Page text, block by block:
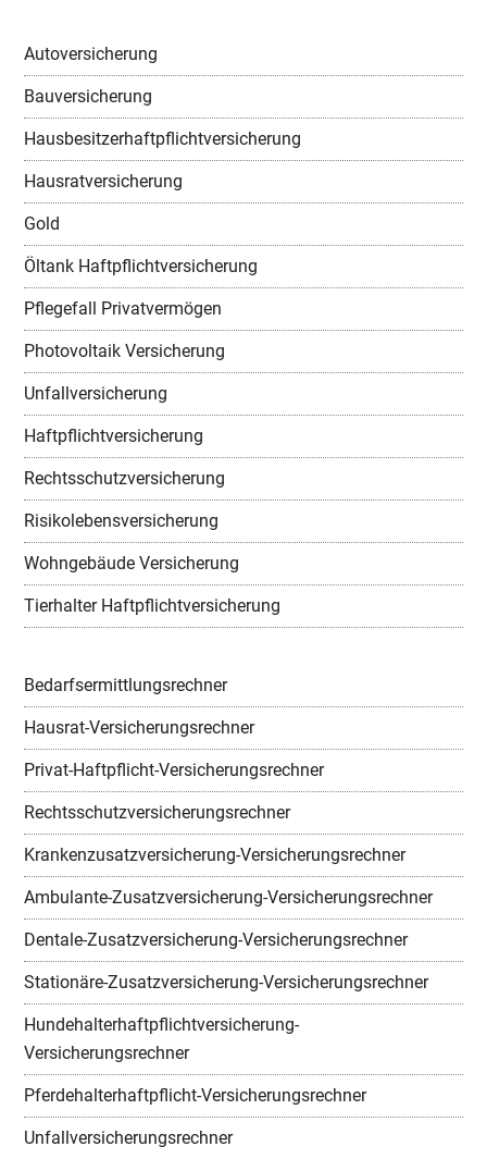
Autoversicherung
Bauversicherung
Hausbesitzerhaftpflichtversicherung
Hausratversicherung
Gold
Öltank Haftpflichtversicherung
Pflegefall Privatvermögen
Photovoltaik Versicherung
Unfallversicherung
Haftpflichtversicherung
Rechtsschutzversicherung
Risikolebensversicherung
Wohngebäude Versicherung
Tierhalter Haftpflichtversicherung
Bedarfsermittlungsrechner
Hausrat-Versicherungsrechner
Privat-Haftpflicht-Versicherungsrechner
Rechtsschutzversicherungsrechner
Krankenzusatzversicherung-Versicherungsrechner
Ambulante-Zusatzversicherung-Versicherungsrechner
Dentale-Zusatzversicherung-Versicherungsrechner
Stationäre-Zusatzversicherung-Versicherungsrechner
Hundehalterhaftpflichtversicherung-
Versicherungsrechner
Pferdehalterhaftpflicht-Versicherungsrechner
Unfallversicherungsrechner